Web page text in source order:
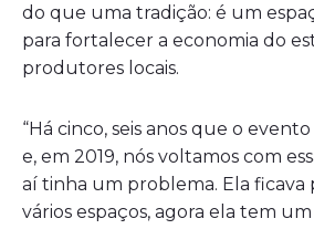
do que uma tradição: é um
para fortalecer a economia do
produtores locais.
“Há cinco, seis anos que o
e, em 2019, nós voltamos com
aí tinha um problema. Ela
vários espaços, agora ela tem